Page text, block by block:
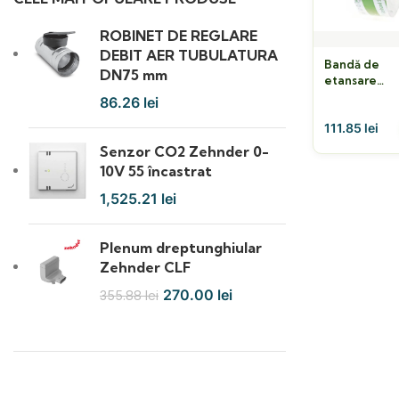
ROBINET DE REGLARE
DEBIT AER TUBULATURA
DN75 mm
86.26 lei
Senzor CO2 Zehnder 0-
10V 55 încastrat
1,525.21 lei
Plenum dreptunghiular
Zehnder CLF
355.88lei 270.00 lei
Bandă de
etansare
111.85 lei